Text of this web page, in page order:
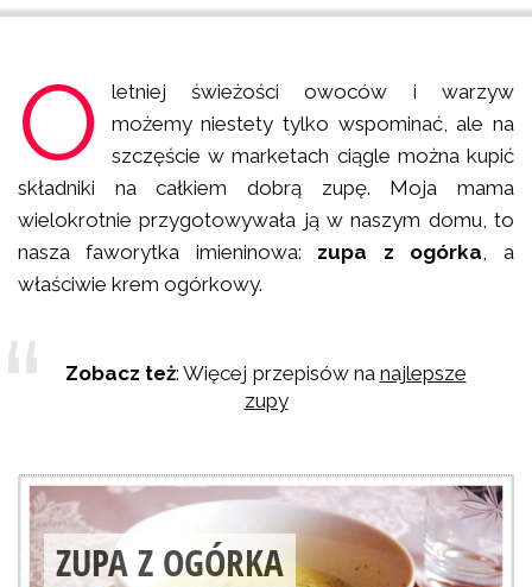
O
letniej świeżości owoców i warzyw
możemy niestety tylko wspominać, ale na
szczęście w marketach ciągle można kupić
składniki na całkiem dobrą zupę. Moja mama
wielokrotnie przygotowywała ją w naszym domu, to
nasza faworytka imieninowa: zupa z ogórka, a
właściwie krem ogórkowy.
Zobacz też: Więcej przepisów na najlepsze
zupy
ZUPA Z OGÓRKA